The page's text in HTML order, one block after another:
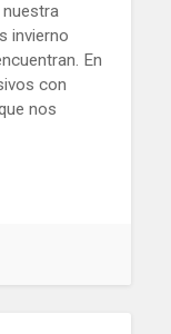
nuestra
invierno
En
con
nos